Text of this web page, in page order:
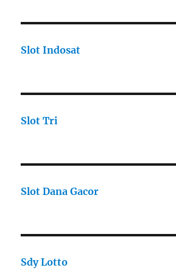
Slot Indosat
Slot Tri
Slot Dana Gacor
Sdy Lotto